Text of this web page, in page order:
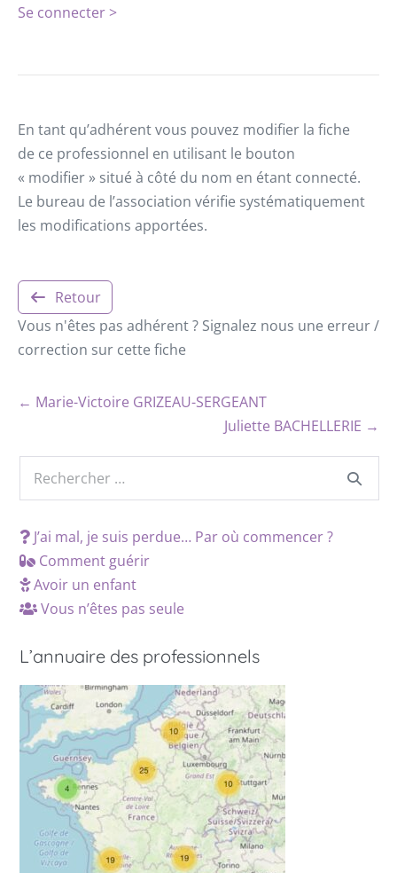
Se connecter >
En tant qu’adhérent vous pouvez modifier la fiche
de ce professionnel en utilisant le bouton
« modifier » situé à côté du nom en étant connecté.
Le bureau de l’association vérifie systématiquement
les modifications apportées.
Retour
Vous n'êtes pas adhérent ? Signalez nous une erreur /
correction sur cette fiche
← Marie-Victoire GRIZEAU-SERGEANT
Juliette BACHELLERIE →
J’ai mal, je suis perdue… Par où commencer ?
Comment guérir
Avoir un enfant
Vous n’êtes pas seule
L’annuaire des professionnels